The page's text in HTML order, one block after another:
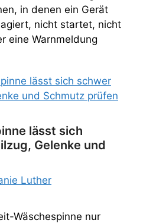
in denen ein Gerät
nicht startet, nicht
eine Warnmeldung
lässt sich
Gelenke und
Luther
Wäschespinne nur